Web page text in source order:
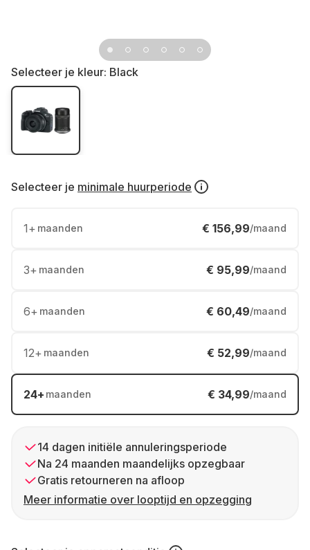
Selecteer je kleur: Black
Selecteer je minimale huurperiode
1+ maanden € 156,99/maand
3+ maanden € 95,99/maand
6+ maanden € 60,49/maand
12+ maanden € 52,99/maand
24+ maanden € 34,99/maand
14 dagen initiële annuleringsperiode
Na 24 maanden maandelijks opzegbaar
Gratis retourneren na afloop
Meer informatie over looptijd en opzegging